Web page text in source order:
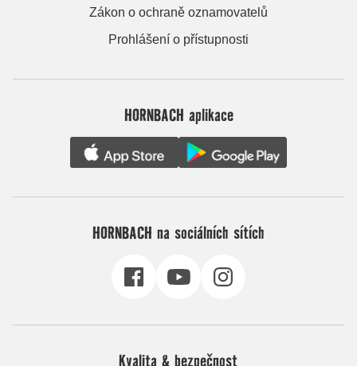
Zákon o ochraně oznamovatelů
Prohlášení o přístupnosti
HORNBACH aplikace
HORNBACH na sociálních sítích
Kvalita & bezpečnost